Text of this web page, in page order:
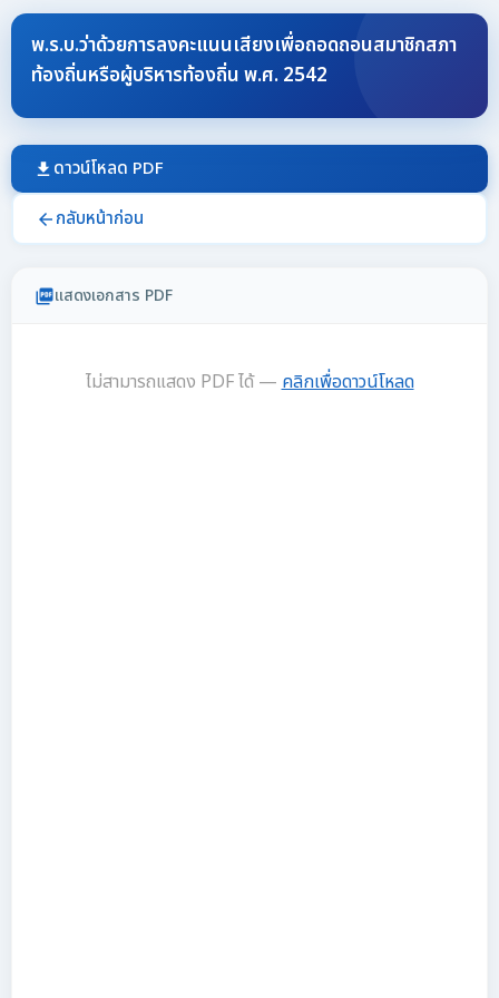
พ.ร.บ.ว่าด้วยการลงคะแนนเสียงเพื่อถอดถอนสมาชิกสภา
ท้องถิ่นหรือผู้บริหารท้องถิ่น พ.ศ. 2542
download ดาวน์โหลด PDF
arrow_back กลับหน้าก่อน
picture_as_pdfแสดงเอกสาร PDF
ไม่สามารถแสดง PDF ได้ —คลิกเพื่อดาวน์โหลด